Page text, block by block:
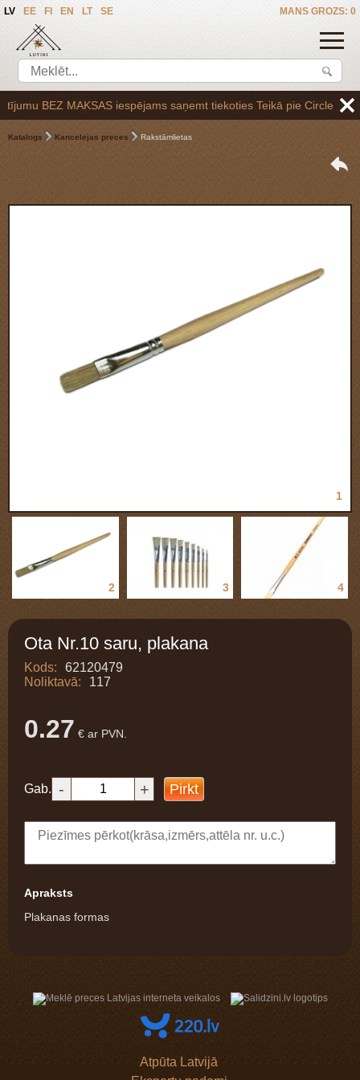
MANS GROZS: 0
LV EE FI EN LT SE
BEZ MAKSAS iespējams saņemt tiekoties Teikā pie Circle K
Katalogs Kancelejas preces Rakstāmlietas
1
2 3 4
Ota Nr.10 saru, plakana
Kods:
62120479
Noliktavā:
117
0.27 € ar PVN.
Gab. - + Pirkt
Apraksts
Plakanas formas
Atpūta Latvijā